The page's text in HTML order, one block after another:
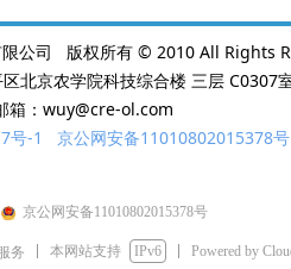
限公司 版权所有 © 2010 All Rights
北京农学院科技综合楼 三层 C0307
箱：wuy@cre-ol.com
号-1
京公网安备11010802015378号
京公网安备11010802015378号
务 本网站支持 IPv6 Powered by